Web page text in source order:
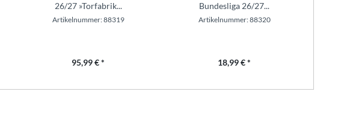
26/27 »Torfabrik...
Artikelnummer: 88319
95,99 € *
Bundesliga 26/27...
Artikelnummer: 88320
18,99 € *